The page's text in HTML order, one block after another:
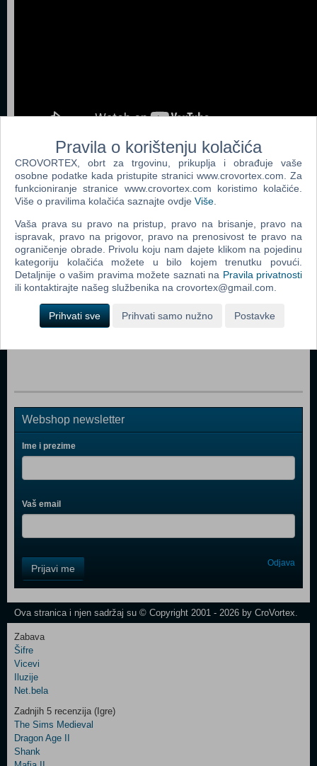
Popularno
The Last Of Us Remastered (PS 4)
Fallout 4 (PS 4)
Disney Infinity 3.0 Star Wars Starter Pack (N) (PS 4)
Uncharted The Nathan Drake Collection (UK/Arab)
(Bundle Copy) (N (PS 4)
Webshop newsletter
Ime i prezime
Vaš email
Field
One
Newsletter
Control
Field
Two
Newsletter
Control
Prijavi me Odjava
Ova stranica i njen sadržaj su © Copyright 2001 - 2026 by CroVortex.
Zabava
Šifre
Vicevi
Iluzije
Net.bela
Zadnjih 5 recenzija (Igre)
The Sims Medieval
Dragon Age II
Shank
Pravila o korištenju kolačića
CROVORTEX, obrt za trgovinu, prikuplja i obrađuje vaše
osobne podatke kada pristupite stranici www.crovortex.com. Za
funkcioniranje stranice www.crovortex.com koristimo kolačiće.
Više o pravilima kolačića saznajte ovdje Više
Vaša prava su pravo na pristup, pravo na brisanje, pravo na
ispravak, pravo na prigovor, pravo na prenosivost te pravo na
ograničenje obrade. Privolu koju nam dajete klikom na pojedinu
kategoriju kolačića možete u bilo kojem trenutku povući.
Detaljnije o vašim pravima možete saznati na Pravila privatnosti
ili kontaktirajte našeg službenika na crovortex@gmail.com.
Prihvati sve Prihvati samo nužno Postavke